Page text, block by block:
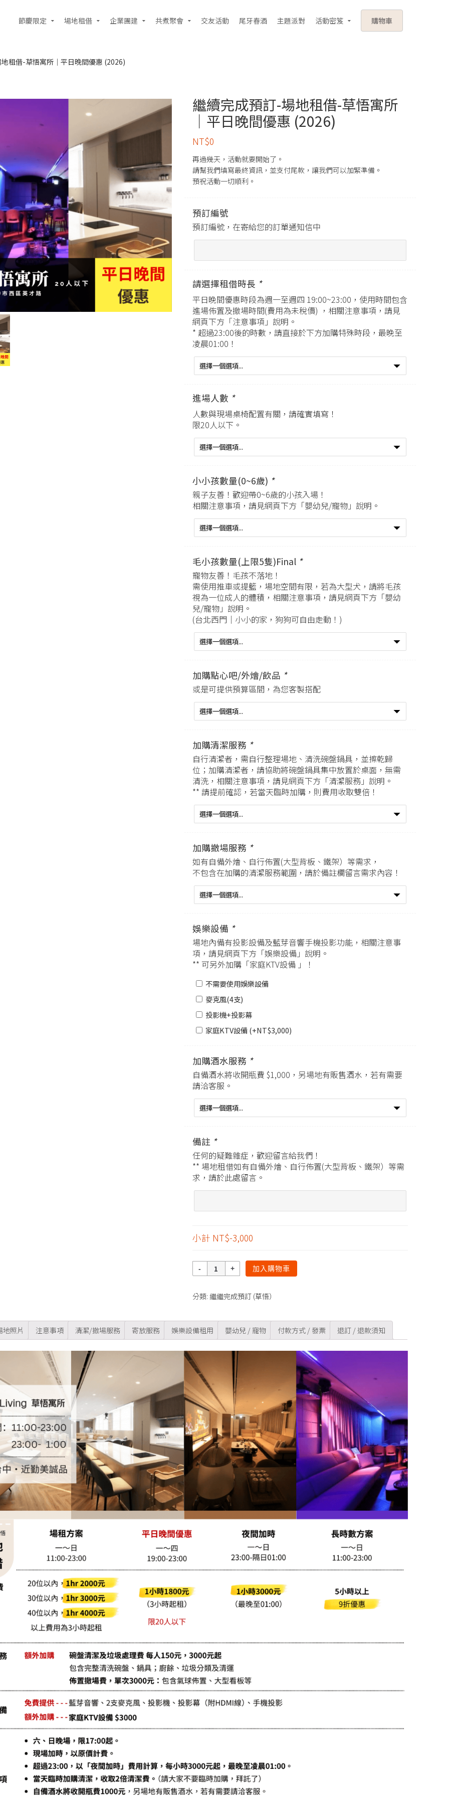
節慶限定 場地租借 企業團建 共煮聚會 交友活動 尾牙春酒 主題派對 活動密笈 購物車
租借-草悟寓所｜平日晚間優惠 (2026)
繼續完成預訂-場地租借-草悟寓所
｜平日晚間優惠 (2026)
NT$0
再過幾天，活動就要開始了。
請幫我們填寫最終資訊，並支付尾款，讓我們可以加緊準備。
預祝活動一切順利。
預訂編號
預訂編號，在寄給您的訂單通知信中
請選擇租借時長 *
平日晚間優惠時段為週一至週四 19:00~23:00，使用時間包含
進場佈置及撤場時間(費用為未稅價) ，相關注意事項，請見
網頁下方「注意事項」說明。
* 超過23:00後的時數，請直接於下方加購特殊時段，最晚至
凌晨01:00！
進場人數 *
人數與現場桌椅配置有關，請確實填寫！
限20人以下。
小小孩數量(0~6歲) *
親子友善！歡迎帶0~6歲的小孩入場！
相關注意事項，請見網頁下方「嬰幼兒/寵物」說明。
毛小孩數量(上限5隻)Final *
寵物友善！毛孩不落地！
需使用推車或提籃，場地空間有限，若為大型犬，請將毛孩
視為一位成人的體積，相關注意事項，請見網頁下方「嬰幼
兒/寵物」說明。
(台北西門｜小小的家，狗狗可自由走動！)
加購點心吧/外燴/飲品 *
或是可提供預算區間，為您客製搭配
加購清潔服務 *
自行清潔者，需自行整理場地、清洗碗盤鍋具，並擦乾歸
位；加購清潔者，請協助將碗盤鍋具集中放置於桌面，無需
清洗，相關注意事項，請見網頁下方「清潔服務」說明。
** 請提前確認，若當天臨時加購，則費用收取雙倍！
加購撤場服務 *
如有自備外燴、自行佈置(大型背板、鐵架）等需求，
不包含在加購的清潔服務範圍，請於備註欄留言需求內容！
娛樂設備 *
場地內備有投影設備及藍芽音響手機投影功能，相關注意事
項，請見網頁下方「娛樂設備」說明。
** 可另外加購「家庭KTV設備 」！
不需要使用娛樂設備
麥克風(4支)
投影機+投影幕
家庭KTV設備 (+NT$3,000)
加購酒水服務 *
自備酒水將收開瓶費 $1,000，另場地有販售酒水，若有需要
請洽客服。
備註 *
任何的疑難雜症，歡迎留言給我們！
** 場地租借如有自備外燴、自行佈置(大型背板、鐵架）等需
求，請於此處留言。
小計 NT$-3,000
量
加入購物車
分類: 繼繼完成預訂 (草悟）
地照片 注意事項 清潔/撤場服務 寄放服務 娛樂設備租用 嬰幼兒 / 寵物 付款方式 / 發票 退訂 / 退款須知